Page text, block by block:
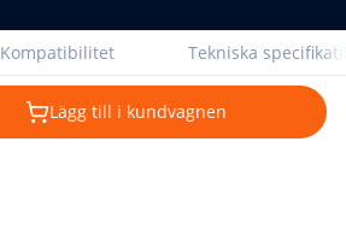
Kompatibilitet Tekniska
Lägg till i kundvagnen